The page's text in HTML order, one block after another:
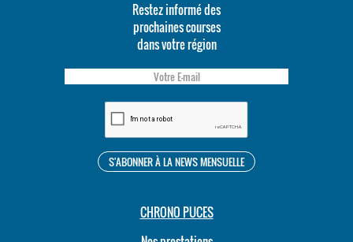
Restez informé des
prochaines courses
dans votre région
CHRONO PUCES